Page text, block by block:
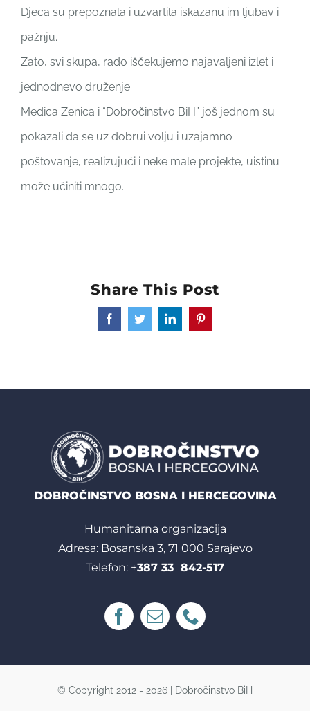
Djeca su prepoznala i uzvartila iskazanu im ljubav i
pažnju.
Zato, svi skupa, rado iščekujemo najavaljeni izlet i
jednodnevo druženje.
Medica Zenica i “Dobročinstvo BiH” još jednom su
pokazali da se uz dobrui volju i uzajamno
poštovanje, realizujući i neke male projekte, uistinu
može učiniti mnogo.
Share This Post
FacebookTwitterLinkedInPinterest
DOBROČINSTVO BOSNA I HERCEGOVINA
Humanitarna organizacija
Adresa: Bosanska 3, 71 000 Sarajevo
Telefon: +387 33 842-517
© Copyright 2012 - 2026 | Dobročinstvo BiH